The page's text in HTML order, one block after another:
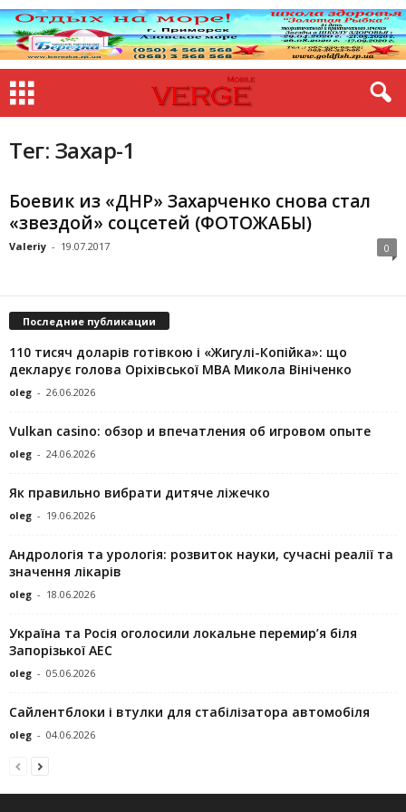
Тег: Захар-1
Боевик из «ДНР» Захарченко снова стал
«звездой» соцсетей (ФОТОЖАБЫ)
Valeriy - 19.07.2017 0
Последние публикации
110 тисяч доларів готівкою і «Жигулі-Копійка»: що
декларує голова Оріхівської МВА Микола Вініченко
oleg - 26.06.2026
Vulkan casino: обзор и впечатления об игровом опыте
oleg - 24.06.2026
Як правильно вибрати дитяче ліжечко
oleg - 19.06.2026
Андрологія та урологія: розвиток науки, сучасні реалії та
значення лікарів
oleg - 18.06.2026
Україна та Росія оголосили локальне перемир’я біля
Запорізької АЕС
oleg - 05.06.2026
Сайлентблоки і втулки для стабілізатора автомобіля
oleg - 04.06.2026